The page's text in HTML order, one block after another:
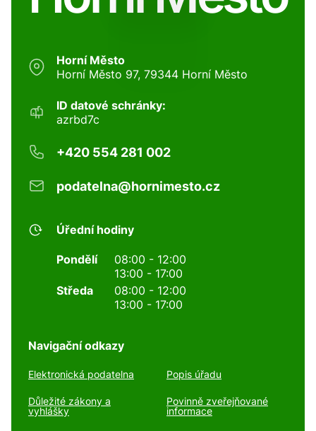
Horní Město
Horní Město 97, 79344 Horní Město
ID datové schránky:
azrbd7c
+420 554 281 002
podatelna@hornimesto.cz
Úřední hodiny
Pondělí
08:00 - 12:00
13:00 - 17:00
Středa
08:00 - 12:00
13:00 - 17:00
Navigační odkazy
Elektronická podatelna Popis úřadu
Důležité zákony a
vyhlášky
Povinně zveřejňované
informace